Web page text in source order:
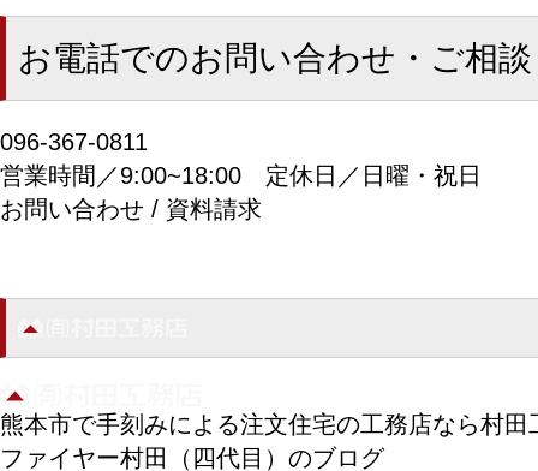
お電話でのお問い合わせ・ご相談
096-367-0811
営業時間／9:00~18:00 定休日／日曜・祝日
お問い合わせ / 資料請求
熊本市で手刻みによる注文住宅の工務店なら村田
ファイヤー村田（四代目）のブログ